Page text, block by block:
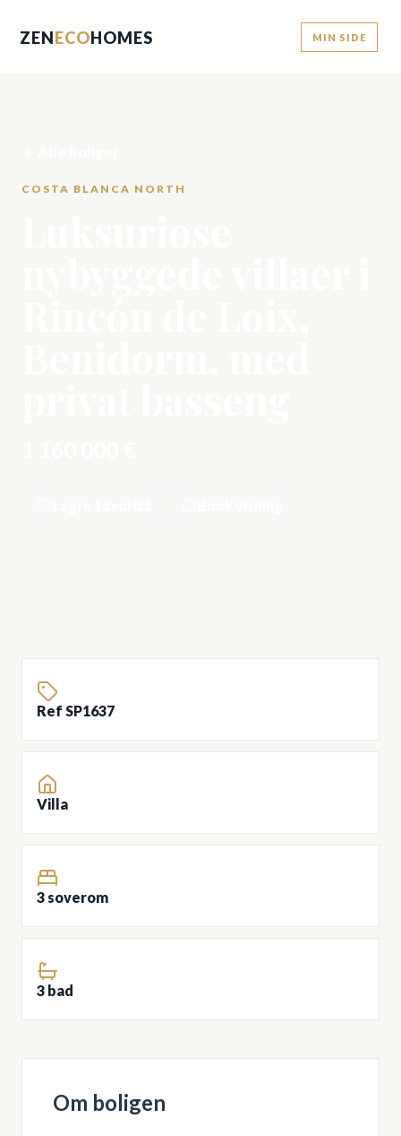
ZENECOHOMES MIN SIDE
COSTA BLANCA NORTH
Ref SP1637
Villa
3 soverom
3 bad
Om boligen